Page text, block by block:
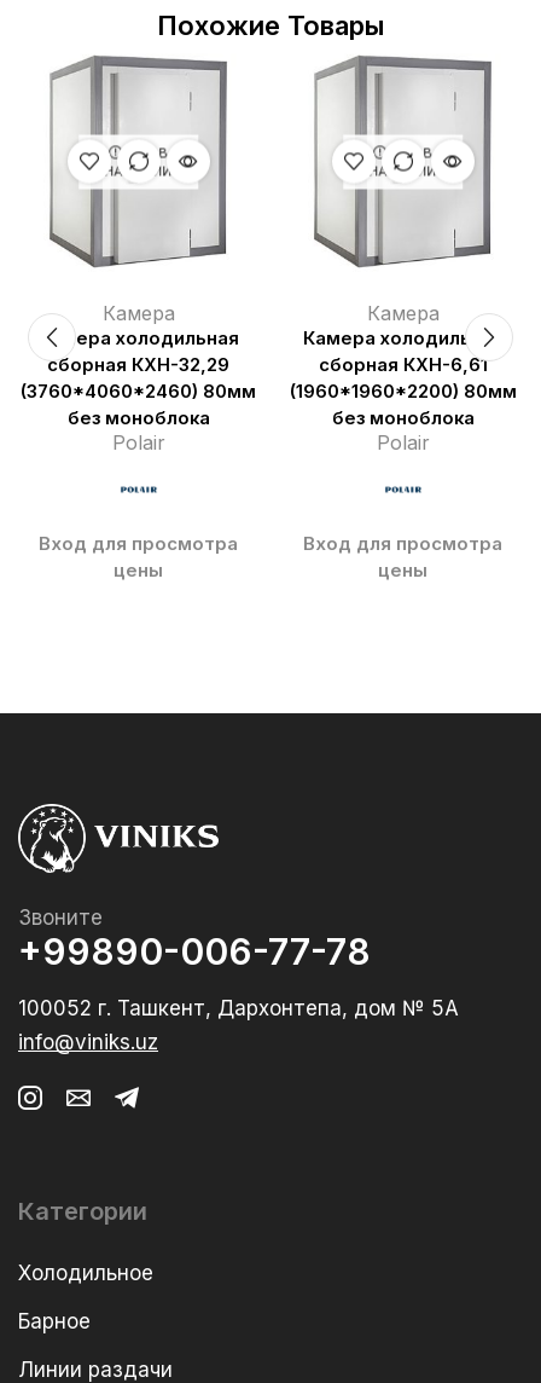
Похожие Товары
НЕТ В
НАЛИЧИИ
Камера
Камера холодильная
сборная КХН-32,29
(3760*4060*2460) 80мм
без моноблока
Polair
Вход для просмотра
цены
НЕТ В
НАЛИЧИИ
Камера
Камера холодильная
сборная КХН-6,61
(1960*1960*2200) 80мм
без моноблока
Polair
Вход для просмотра
цены
Звоните
+99890-006-77-78
100052 г. Ташкент, Дархонтепа, дом № 5А
info@viniks.uz
Категории
Холодильное
Барное
Линии раздачи